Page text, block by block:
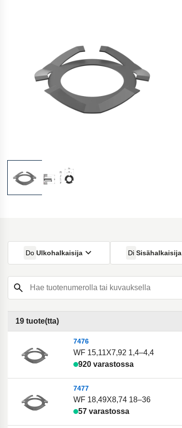
Do Ulkohalkaisija Di Sisähalkaisija
Hae tuotenumerolla tai kuvauksella
19 tuote(tta)
7476
WF 15,11X7,92 1,4–4,4
920 varastossa
7477
WF 18,49X8,74 18–36
57 varastossa